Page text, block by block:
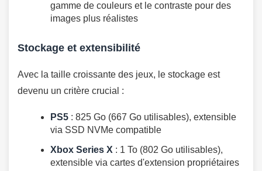
gamme de couleurs et le contraste pour des
images plus réalistes
Stockage et extensibilité
Avec la taille croissante des jeux, le stockage est
devenu un critère crucial :
PS5 : 825 Go (667 Go utilisables), extensible
via SSD NVMe compatible
Xbox Series X : 1 To (802 Go utilisables),
extensible via cartes d'extension propriétaires